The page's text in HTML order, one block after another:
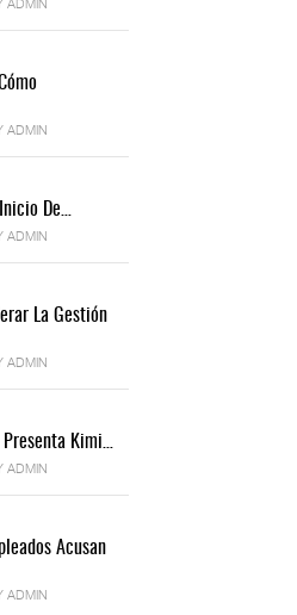
ADMIN
De…
ADMIN
La Gestión
ADMIN
Kimi…
ADMIN
Acusan
ADMIN